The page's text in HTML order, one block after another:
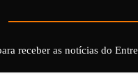
receber as notícias do